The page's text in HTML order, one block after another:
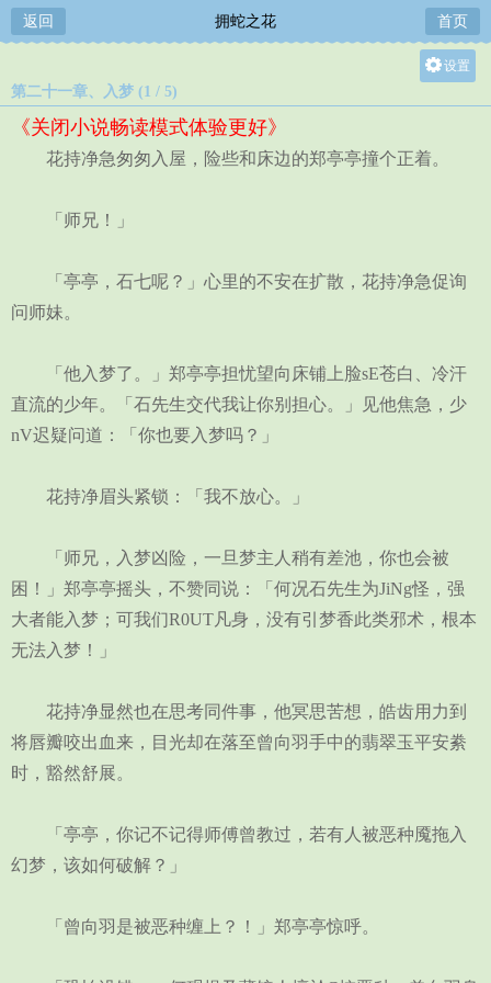
返回 拥蛇之花 首页
设置
中
第二十一章、入梦 (1 / 5)
《关闭小说畅读模式体验更好》
花持净急匆匆入屋，险些和床边的郑亭亭撞个正着。
「师兄！」
「亭亭，石七呢？」心里的不安在扩散，花持净急促询
问师妹。
「他入梦了。」郑亭亭担忧望向床铺上脸sE苍白、冷汗
直流的少年。「石先生交代我让你别担心。」见他焦急，少
nV迟疑问道：「你也要入梦吗？」
花持净眉头紧锁：「我不放心。」
「师兄，入梦凶险，一旦梦主人稍有差池，你也会被
困！」郑亭亭摇头，不赞同说：「何况石先生为JiNg怪，强
大者能入梦；可我们R0UT凡身，没有引梦香此类邪术，根本
无法入梦！」
花持净显然也在思考同件事，他冥思苦想，皓齿用力到
将唇瓣咬出血来，目光却在落至曾向羽手中的翡翠玉平安絭
时，豁然舒展。
「亭亭，你记不记得师傅曾教过，若有人被恶种魇拖入
幻梦，该如何破解？」
「曾向羽是被恶种缠上？！」郑亭亭惊呼。